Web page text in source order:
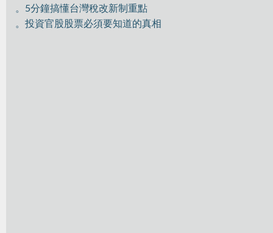
。5分鐘搞懂台灣稅改新制重點
。投資官股股票必須要知道的真相